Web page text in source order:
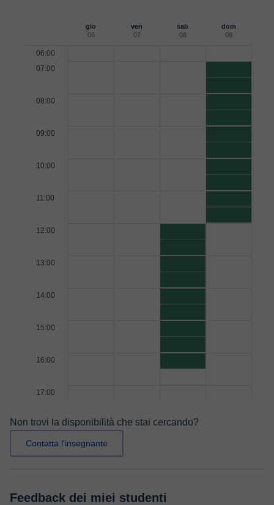
gio
06
ven
07
sab
08
dom
09
06:00
07:00
08:00
09:00
10:00
11:00
12:00
13:00
14:00
15:00
16:00
17:00
Non trovi la disponibilità che stai cercando?
Contatta l'insegnante
Feedback dei miei studenti